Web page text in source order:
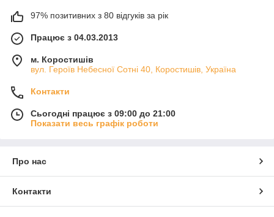
97% позитивних з 80 відгуків за рік
Працює з 04.03.2013
м. Коростишів
вул. Героїв Небесної Сотні 40, Коростишів, Україна
Контакти
Сьогодні працює з 09:00 до 21:00
Показати весь графік роботи
Про нас
Контакти